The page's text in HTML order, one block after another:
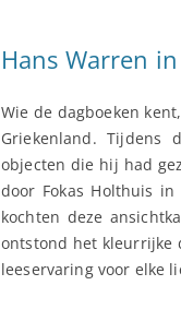
Hans Warren
Wie de dagboeken
Griekenland. Tijdens
objecten die hij had
door Fokas Holthuis
kochten deze
ontstond het kleurrijke
leeservaring voor elke